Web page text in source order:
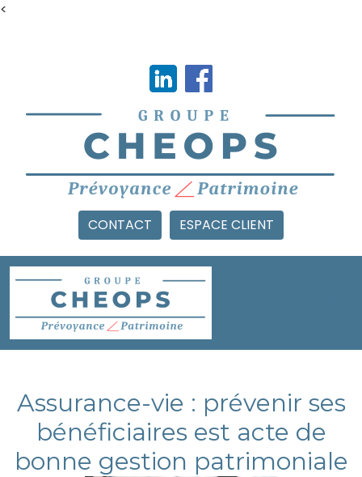
<
CONTACT ESPACE CLIENT
Assurance-vie : prévenir ses
bénéficiaires est acte de
bonne gestion patrimoniale